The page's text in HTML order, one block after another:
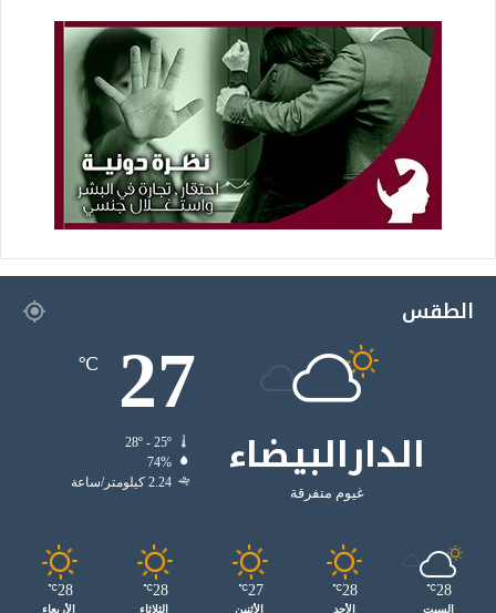
الطقس
الدارالبيضاء
غيوم متفرقة
27
℃
74%
2.24 كيلومتر/ساعة
28
℃
السبت
28
℃
الأحد
27
℃
الأثنين
28
℃
الثلاثاء
28
℃
الأربعاء